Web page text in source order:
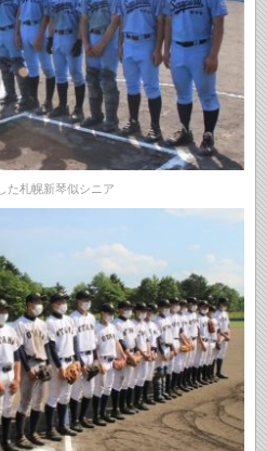
た札幌新琴似シニア